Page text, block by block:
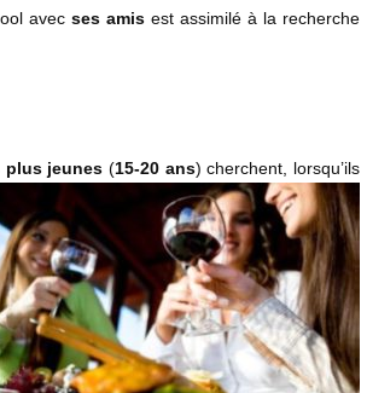
avec ses amisest assimilé à la recherche
plus jeunes (15-20 ans)cherchent, lorsqu’ils